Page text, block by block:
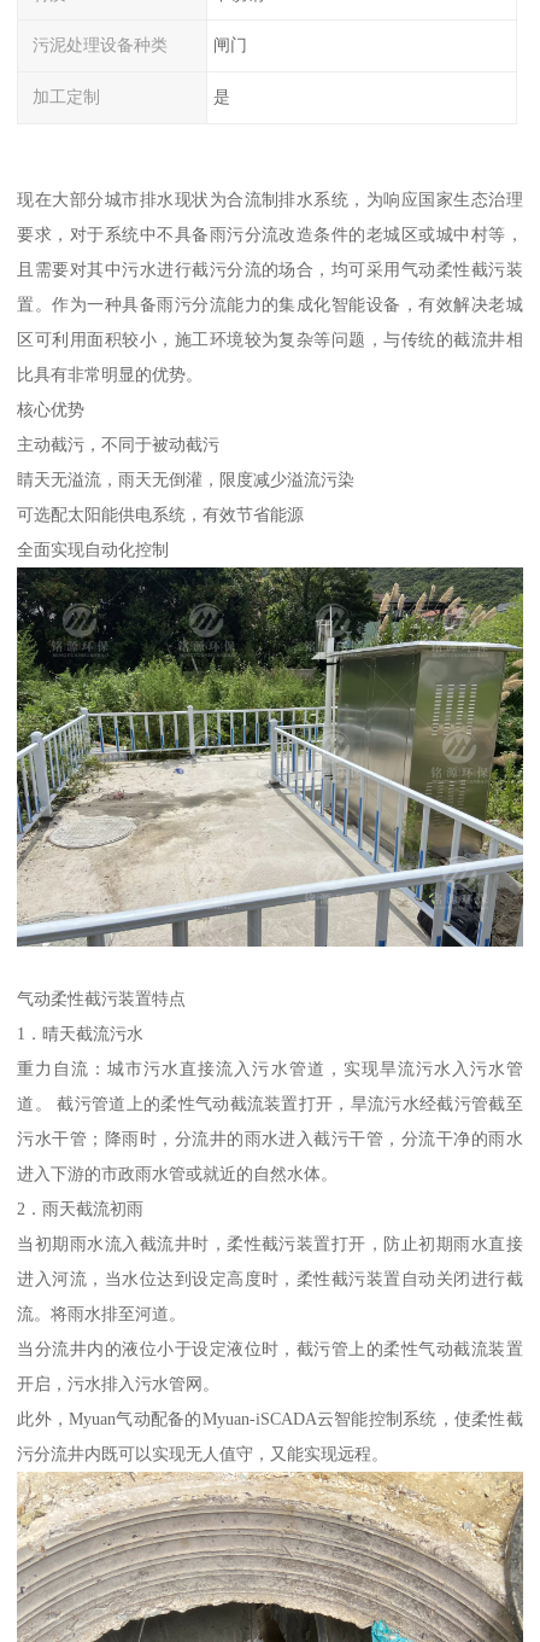
污泥处理设备种类 闸门
加工定制 是
现在大部分城市排水现状为合流制排水系统，为响应国家生态治理
要求，对于系统中不具备雨污分流改造条件的老城区或城中村等，
且需要对其中污水进行截污分流的场合，均可采用气动柔性截污装
置。作为一种具备雨污分流能力的集成化智能设备，有效解决老城
区可利用面积较小，施工环境较为复杂等问题，与传统的截流井相
比具有非常明显的优势。
核心优势
主动截污，不同于被动截污
睛天无溢流，雨天无倒灌，限度减少溢流污染
可选配太阳能供电系统，有效节省能源
全面实现自动化控制
气动柔性截污装置特点
1．晴天截流污水
重力自流：城市污水直接流入污水管道，实现旱流污水入污水管
道。 截污管道上的柔性气动截流装置打开，旱流污水经截污管截至
污水干管；降雨时，分流井的雨水进入截污干管，分流干净的雨水
进入下游的市政雨水管或就近的自然水体。
2．雨天截流初雨
当初期雨水流入截流井时，柔性截污装置打开，防止初期雨水直接
进入河流，当水位达到设定高度时，柔性截污装置自动关闭进行截
流。将雨水排至河道。
当分流井内的液位小于设定液位时，截污管上的柔性气动截流装置
开启，污水排入污水管网。
此外，Myuan气动配备的Myuan-iSCADA云智能控制系统，使柔性截
污分流井内既可以实现无人值守，又能实现远程。